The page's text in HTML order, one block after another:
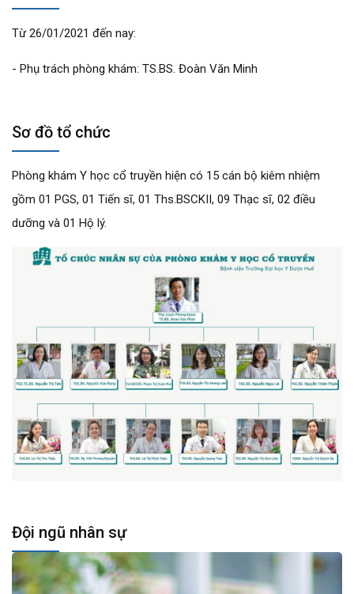
Từ 26/01/2021 đến nay:
- Phụ trách phòng khám: TS.BS. Đoàn Văn Minh
Sơ đồ tổ chức
Phòng khám Y học cổ truyền hiện có 15 cán bộ kiêm nhiệm
gồm 01 PGS, 01 Tiến sĩ, 01 Ths.BSCKII, 09 Thạc sĩ, 02 điều
dưỡng và 01 Hộ lý.
Đội ngũ nhân sự